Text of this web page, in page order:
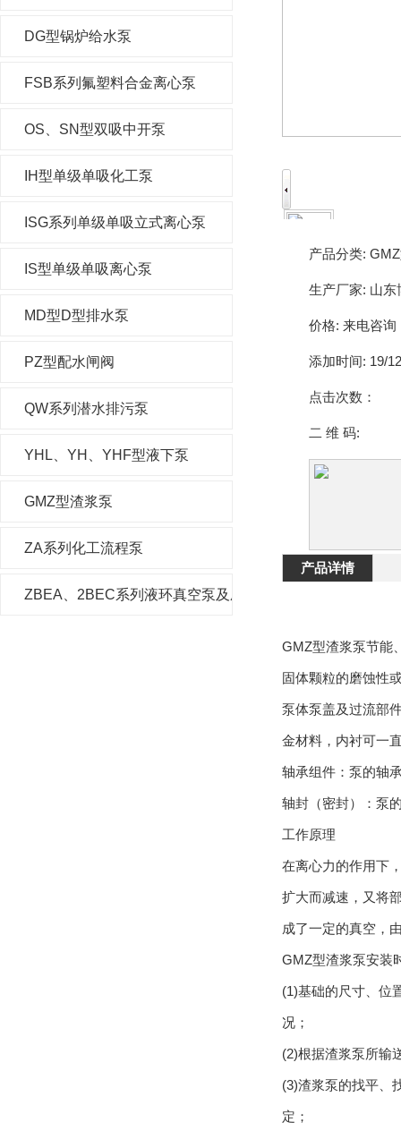
DG型锅炉给水泵
FSB系列氟塑料合金离心泵
OS、SN型双吸中开泵
IH型单级单吸化工泵
ISG系列单级单吸立式离心泵
IS型单级单吸离心泵
MD型D型排水泵
PZ型配水闸阀
QW系列潜水排污泵
YHL、YH、YHF型液下泵
GMZ型渣浆泵
ZA系列化工流程泵
ZBEA、2BEC系列液环真空泵及压缩机
产品分类:
生产厂家: 山东
价格: 来电咨询
添加时间: 19/
点击次数：
二 维 码:
产品详情
GMZ型渣浆泵节能
固体颗粒的磨蚀性
泵体泵盖及过流部
金材料，内衬可一
轴承组件：泵的轴
轴封（密封）：泵
工作原理
在离心力的作用下
扩大而减速，又将
成了一定的真空，
GMZ型渣浆泵安装
(1)基础的尺寸、位
况；
(2)根据渣浆泵所输
(3)渣浆泵的找平、
定；